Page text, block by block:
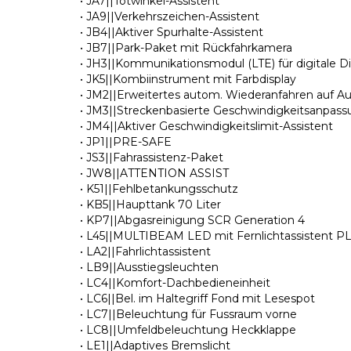
• JA9||Verkehrszeichen-Assistent
• JB4||Aktiver Spurhalte-Assistent
• JB7||Park-Paket mit Rückfahrkamera
• JH3||Kommunikationsmodul (LTE) für digitale
• JK5||Kombiinstrument mit Farbdisplay
• JM2||Erweitertes autom. Wiederanfahren auf
• JM3||Streckenbasierte
• JM4||Aktiver Geschwindigkeitslimit-Assistent
• JP1||PRE-SAFE
• JS3||Fahrassistenz-Paket
• JW8||ATTENTION ASSIST
• K51||Fehlbetankungsschutz
• KB5||Haupttank 70 Liter
• KP7||Abgasreinigung SCR Generation 4
• L45||MULTIBEAM LED mit Fernlichtassistent
• LA2||Fahrlichtassistent
• LB9||Ausstiegsleuchten
• LC4||Komfort-Dachbedieneinheit
• LC6||Bel. im Haltegriff Fond mit Lesespot
• LC7||Beleuchtung für Fussraum vorne
• LC8||Umfeldbeleuchtung Heckklappe
• LE1||Adaptives Bremslicht